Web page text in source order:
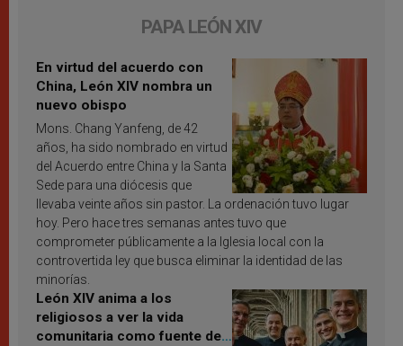
PAPA LEÓN XIV
En virtud del acuerdo con
China, León XIV nombra un
nuevo obispo
Mons. Chang Yanfeng, de 42
años, ha sido nombrado en virtud
del Acuerdo entre China y la Santa
Sede para una diócesis que
llevaba veinte años sin pastor. La ordenación tuvo lugar
hoy. Pero hace tres semanas antes tuvo que
comprometer públicamente a la Iglesia local con la
controvertida ley que busca eliminar la identidad de las
minorías.
León XIV anima a los
religiosos a ver la vida
comunitaria como fuente de